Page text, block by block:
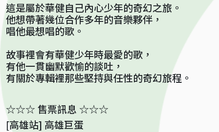
這是屬於華健自己內心少年的奇幻之旅。
他想帶著幾位合作多年的音樂夥伴，
唱他最想唱的歌。
故事裡會有華健少年時最愛的歌，
有他一貫幽默歡愉的談吐，
有關於專輯裡那些堅持與任性的奇幻旅程。
☆☆☆ 售票訊息 ☆☆☆
[高雄站] 高雄巨蛋